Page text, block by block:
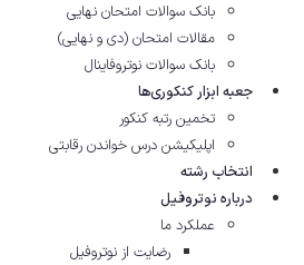
بانک سوالات امتحان نهایی
مقالات امتحان (دی و نهایی)
بانک سوالات نوتروفاینال
جعبه ابزار کنکوری‌ها
تخمین رتبه کنکور
اپلیکیشن درس خواندن رقابتی
انتخاب رشته
درباره نوتروفیل
عملکرد ما
رضایت از نوتروفیل